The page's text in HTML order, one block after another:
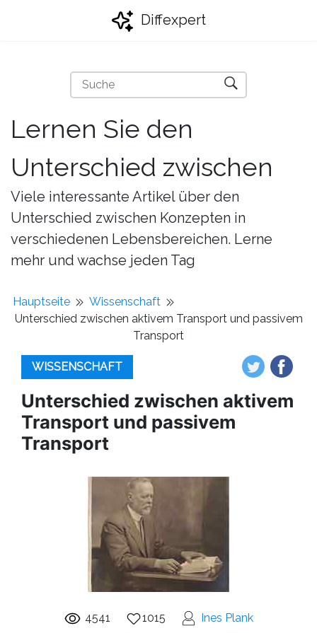
Diffexpert
Lernen Sie den
Unterschied zwischen
Viele interessante Artikel über den
Unterschied zwischen Konzepten in
verschiedenen Lebensbereichen. Lerne
mehr und wachse jeden Tag
Hauptseite
Wissenschaft
Unterschied zwischen aktivem Transport und passivem
Transport
WISSENSCHAFT
Unterschied zwischen aktivem
Transport und passivem
Transport
4541 1015 Ines Plank